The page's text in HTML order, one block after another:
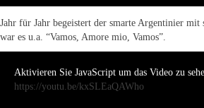
Jahr für Jahr begeistert der smarte Argentinier mit
war es u.a. “Vamos, Amore mio, Vamos”.
Aktivieren Sie JavaScript um das Video zu
https://youtu.be/kxSLEaQAWho